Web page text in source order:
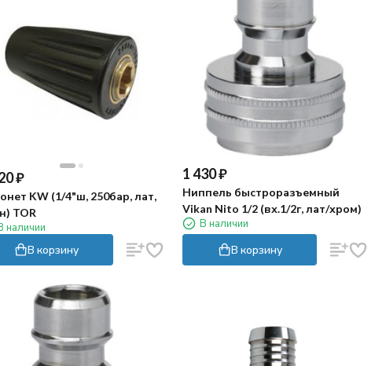
₽
KW (1/4"ш, 250бар, лат,
TOR
наличии
В корзину
1 430₽
Ниппель быстроразъемный
Vikan Nito 1/2 (вх.1/2г, лат/хром)
В наличии
В корзину